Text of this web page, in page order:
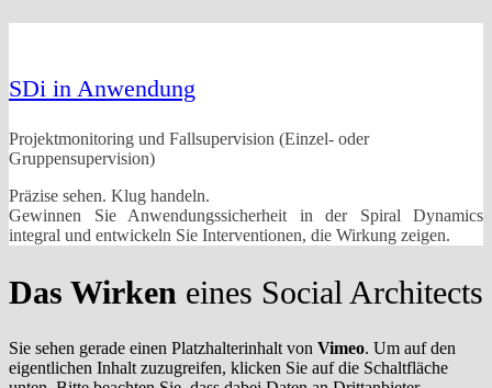
SDi in Anwendung
Projektmonitoring und Fallsupervision (Einzel- oder
Gruppensupervision)
Präzise sehen. Klug handeln.
Gewinnen Sie Anwendungssicherheit in der Spiral Dynamics
integral und entwickeln Sie Interventionen, die Wirkung zeigen.
Das Wirken eines Social Architects
Sie sehen gerade einen Platzhalterinhalt von Vimeo. Um auf den
eigentlichen Inhalt zuzugreifen, klicken Sie auf die Schaltfläche